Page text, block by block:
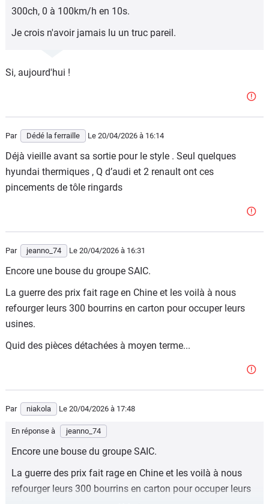
300ch, 0 à 100km/h en 10s.
Je crois n'avoir jamais lu un truc pareil.
Si, aujourd'hui !
Par Dédé la ferraille Le 20/04/2026 à 16:14
Déjà vieille avant sa sortie pour le style . Seul quelques
hyundai thermiques , Q d’audi et 2 renault ont ces
pincements de tôle ringards
Par jeanno_74 Le 20/04/2026 à 16:31
Encore une bouse du groupe SAIC.
La guerre des prix fait rage en Chine et les voilà à nous
refourger leurs 300 bourrins en carton pour occuper leurs
usines.
Quid des pièces détachées à moyen terme...
Par niakola Le 20/04/2026 à 17:48
En réponse à jeanno_74
Encore une bouse du groupe SAIC.
La guerre des prix fait rage en Chine et les voilà à nous
refourger leurs 300 bourrins en carton pour occuper leurs